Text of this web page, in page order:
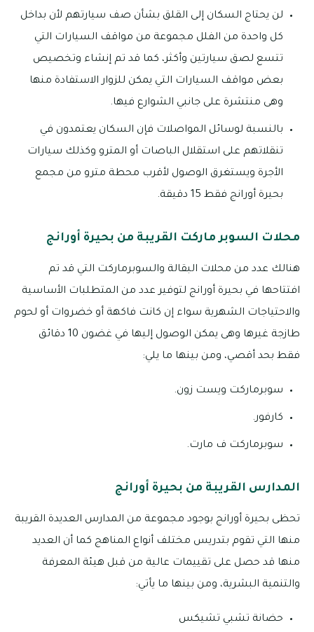
لن يحتاج السكان إلى القلق بشأن صف سيارتهم لأن بداخل
كل واحدة من الفلل مجموعة من مواقف السيارات التي
تتسع لصق سيارتين وأكثر، كما قد تم إنشاء وتخصيص
بعض مواقف السيارات التي يمكن للزوار الاستفادة منها
وهى منتشرة على جانبي الشوارع فيها.
بالنسبة لوسائل المواصلات فإن السكان يعتمدون في
تنقلاتهم على استقلال الباصات أو المترو وكذلك سيارات
الأجرة ويستغرق الوصول لأقرب محطة مترو من مجمع
بحيرة أورانج فقط 15 دقيقة.
محلات السوبر ماركت القريبة من بحيرة أورانج
هنالك عدد من محلات البقالة والسوبرماركت التي قد تم
افتتاحها في بحيرة أورانج لتوفير عدد من المتطلبات الأساسية
والاحتياجات الشهرية سواء إن كانت فاكهة أو خضروات أو لحوم
طازجة غيرها وهى يمكن الوصول إليها في غضون 10 دقائق
فقط بحد أقصي، ومن بينها ما يلي:
سوبرماركت ويست زون.
كارفور.
سوبرماركت ف مارت.
المدارس القريبة من بحيرة أورانج
تحظى بحيرة أورانج بوجود مجموعة من المدارس العديدة القريبة
منها التي تقوم بتدريس مختلف أنواع المناهج كما أن العديد
منها قد حصل على تقييمات عالية من قبل هيئة المعرفة
والتنمية البشرية، ومن بينها ما يأتي:
حضانة تشبي تشيكس